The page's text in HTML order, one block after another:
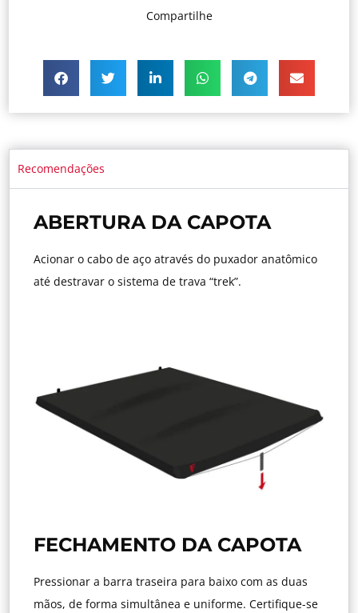
Compartilhe
Recomendações
ABERTURA DA CAPOTA
Acionar o cabo de aço através do puxador anatômico
até destravar o sistema de trava “trek”.
FECHAMENTO DA CAPOTA
Pressionar a barra traseira para baixo com as duas
mãos, de forma simultânea e uniforme. Certifique-se